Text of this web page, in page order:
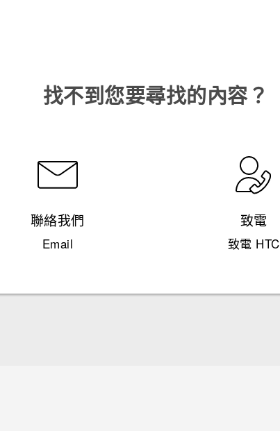
找不到您要尋找的內容？
聯絡我們
Email
致電
致電 HTC